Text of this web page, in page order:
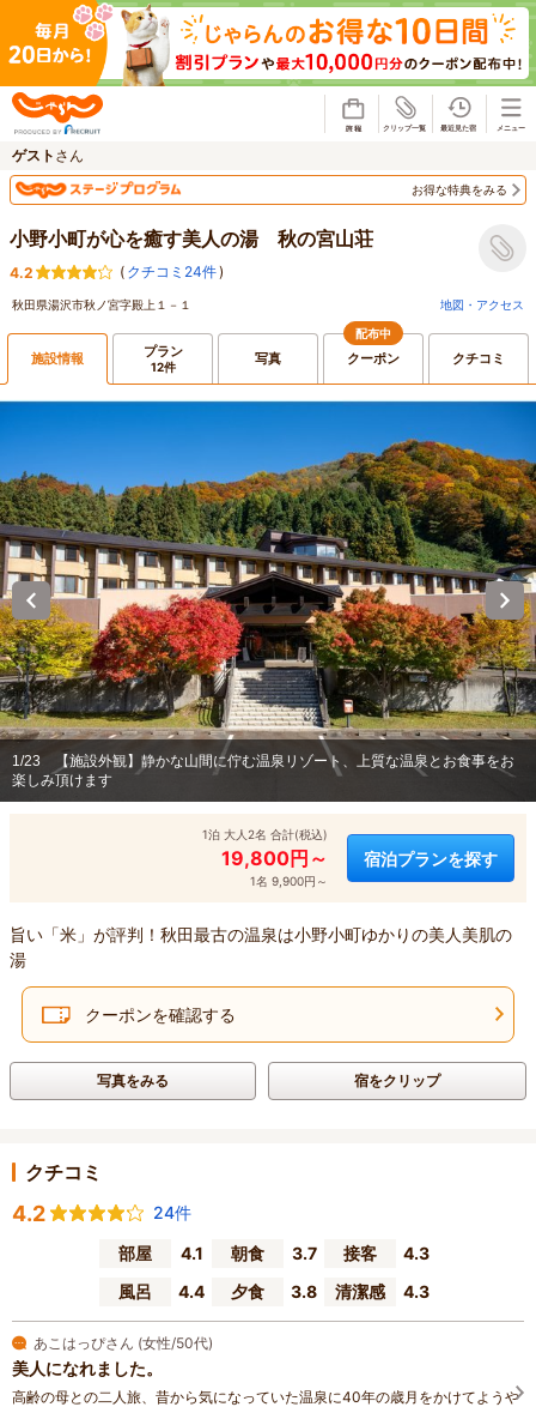
ゲスト さん
お得な特典をみる
小野小町が心を癒す美人の湯 秋の宮山荘
4.2 ( クチコミ24件)
秋田県湯沢市秋ノ宮字殿上１－１ 地図・アクセス
施設情報 プラン
12件 写真
配布中
クーポン クチコミ
1/23
【施設外観】静かな山間に佇む温泉リゾート、上質な温泉とお食事をお
楽しみ頂けます
1泊 大人2名 合計(税込)
19,800円～
1名 9,900円～
宿泊プランを探す
旨い「米」が評判！秋田最古の温泉は小野小町ゆかりの美人美肌の
湯
クーポンを確認する
写真をみる 宿をクリップ
クチコミ
4.2
24件
部屋
4.1 朝食 3.7 接客
4.3
風呂
4.4 夕食 3.8 清潔感 4.3
あこはっぴさん (女性/50代)
美人になれました。
高齢の母との二人旅、昔から気になっていた温泉に40年の歳月をかけてようや